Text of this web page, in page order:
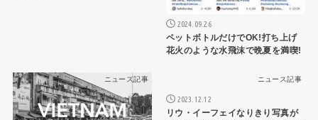
2024.09.26
ペットボトルだけでOK!打ち上げ
花火のような水飛沫で晩夏を満喫!
ニュース記事 ニュース記事
2023.12.12
リウ・イーフェイなりきり写真が